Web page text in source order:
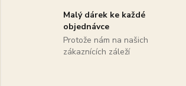
Malý dárek ke každé
objednávce
Protože nám na našich
zákaznících záleží